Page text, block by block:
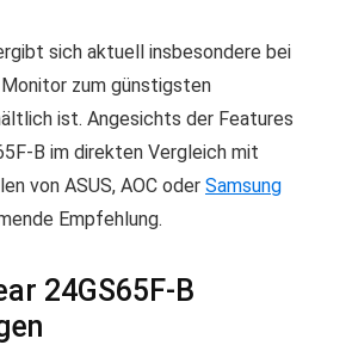
sich aktuell insbesondere bei
zum günstigsten
ist. Angesichts der Features
B im direkten Vergleich mit
von ASUS, AOC oder Samsung
Empfehlung.
24GS65F-B